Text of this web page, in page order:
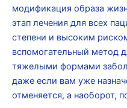
модификация образа
этап лечения для всех
степени и высоким
вспомогательный метод
тяжелыми формами
даже если вам уже
отменяется, а наоборот,